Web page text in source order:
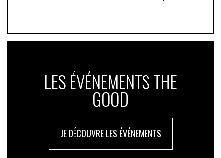
LES ÉVÉNEMENTS THE
GOOD
JE DÉCOUVRE LES ÉVÉNEMENTS